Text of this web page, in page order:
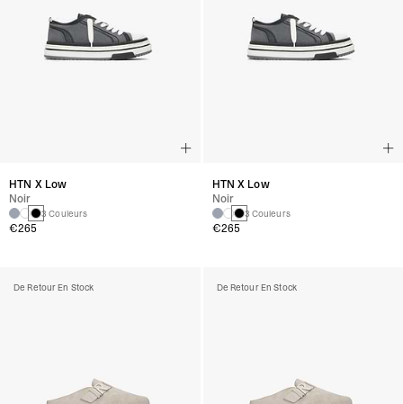
HTN X Low
Noir
3 Couleurs
€265
De Retour En Stock
HTN X Low
Noir
3 Couleurs
€265
De Retour En Stock